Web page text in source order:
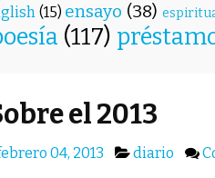
(15) ensayo (38)
(117)
el 2013
04, 2013 diario